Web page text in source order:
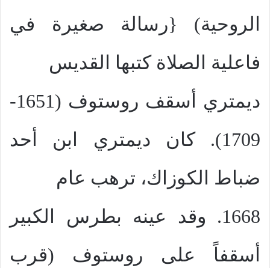
الروحية) {رسالة صغيرة في
فاعلية الصلاة كتبها القديس
ديمتري أسقف روستوف (1651-
1709). كان ديمتري ابن أحد
ضباط الكوزاك، ترهب عام
1668. وقد عينه بطرس الكبير
أسقفاً على روستوف (قرب